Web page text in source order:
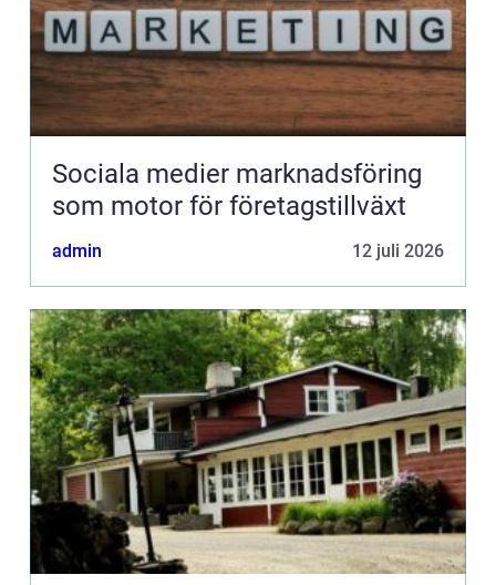
Sociala medier marknadsföring
som motor för företagstillväxt
admin 12 juli 2026